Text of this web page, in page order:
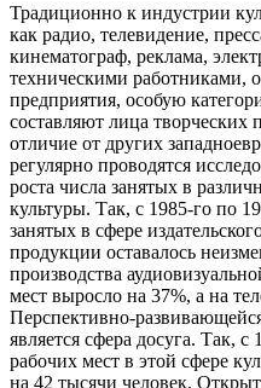
Традиционно к индустрии
как радио, телевидение,
кинематограф, реклама,
техническими
предприятия, особую
составляют лица
отличие от других
регулярно проводятся
роста числа занятых в
культуры. Так, с 1985-го по
занятых в сфере
продукции оставалось
производства
мест выросло на 37%, а на
Перспективно-
является сфера досуга. Так,
рабочих мест в этой сфере
на 42 тысячи человек.